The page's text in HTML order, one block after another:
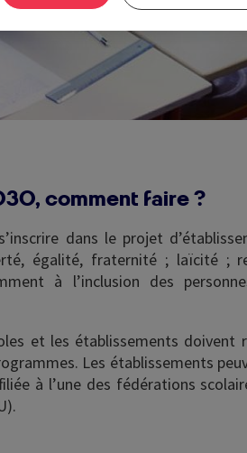
comment faire ?
dans le projet
égalité, fraternité ; laïcité ;
à l’inclusion des
et les établissements doivent
Les établissements
à l’une des fédérations